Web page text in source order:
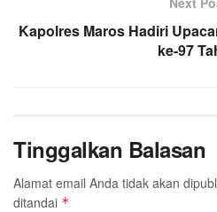
Kapolres Maros Hadiri
ke-97
Tinggalkan Balasan
Alamat email Anda tidak akan
ditandai *